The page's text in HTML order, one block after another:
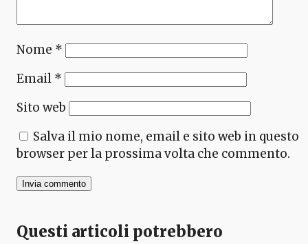
Nome *
Email *
Sito web
Salva il mio nome, email e sito web in questo
browser per la prossima volta che commento.
Questi articoli potrebbero